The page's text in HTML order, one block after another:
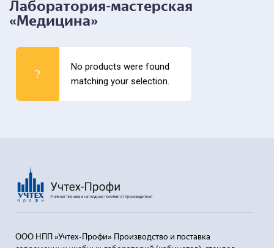
Лаборатория-мастерская
«Медицина»
No products were found
matching your selection.
ООО НПП »Учтех-Профи» Производство и поставка